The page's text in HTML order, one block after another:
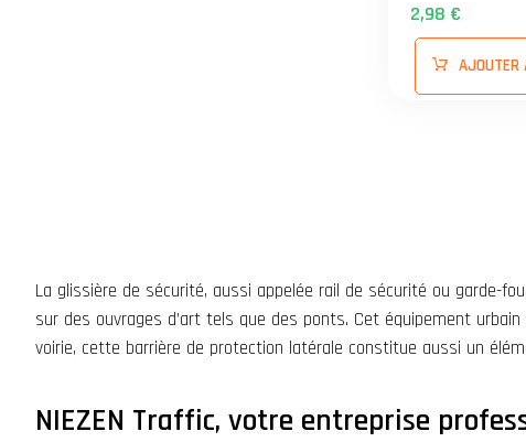
2,98 €
AJOUTER
La glissière de sécurité, aussi appelée rail de sécurité ou garde-
sur des ouvrages d’art tels que des ponts. Cet équipement
voirie, cette barrière de protection latérale constitue aussi un
NIEZEN Traffic, votre entreprise